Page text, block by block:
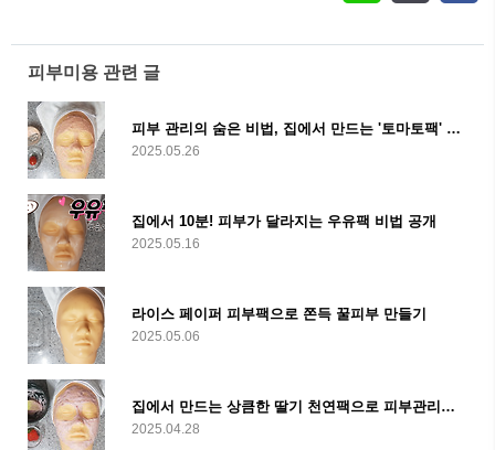
피부미용 관련 글
피부 관리의 숨은 비법, 집에서 만드는 '토마토팩' 레시피와 효과
2025.05.26
집에서 10분! 피부가 달라지는 우유팩 비법 공개
2025.05.16
라이스 페이퍼 피부팩으로 쫀득 꿀피부 만들기
2025.05.06
집에서 만드는 상큼한 딸기 천연팩으로 피부관리하기
2025.04.28